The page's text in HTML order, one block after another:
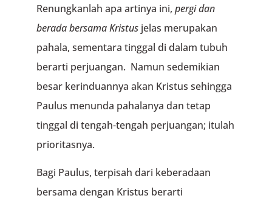
Renungkanlah apa artinya ini, pergi dan
berada bersama Kristus jelas merupakan
pahala, sementara tinggal di dalam tubuh
berarti perjuangan. Namun sedemikian
besar kerinduannya akan Kristus sehingga
Paulus menunda pahalanya dan tetap
tinggal di tengah-tengah perjuangan; itulah
prioritasnya.
Bagi Paulus, terpisah dari keberadaan
bersama dengan Kristus berarti